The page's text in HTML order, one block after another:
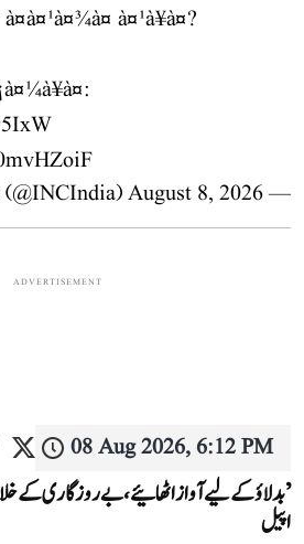
à¤¹à¥à¤?
— Congress (@INCIndia)
August 8, 2026
ADVERTISEMENT
08 Aug 2026, 6:12 PM
’بدلاؤ کے لیے آواز اٹھائیے، بے روزگاری کے
اپیل